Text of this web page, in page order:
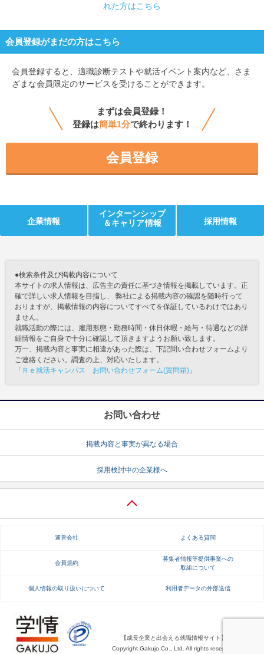
れた方はこちら
会員登録がまだの方はこちら
会員登録すると、 適職診断テストや就活イベント案内など、さま
ざまな会員限定のサービスを受けることができます。
まずは会員登録！
登録は簡単1分で終わります！
会員登録
企業情報
インターンシップ
＆キャリア情報
採用情報
●検索条件及び掲載内容について
本サイトの求人情報は、広告主の責任に基づき情報を掲載しています。正
確で詳しい求人情報を目指し、 弊社による掲載内容の確認を随時行って
おりますが、掲載情報の内容についてすべてを保証しているわけではあり
ません。
就職活動の際には、雇用形態・勤務時間・休日休暇・給与・待遇などの詳
細情報をご自身で十分に確認して頂きますようお願い致します。
万一、掲載内容と事実に相違があった際は、下記問い合わせフォームより
ご連絡ください。調査の上、対応いたします。
「 Ｒｅ就活キャンパス お問い合わせフォーム(質問箱) 」
お問い合わせ
掲載内容と事実が異なる場合
採用検討中の企業様へ
運営会社 よくある質問
会員規約
募集者情報等提供事業への
取組について
個人情報の取り扱いについて 利用者データの外部送信
【成長企業と出会える就職情報サイト】
Copyright Gakujo Co., Ltd. All rights reserved.